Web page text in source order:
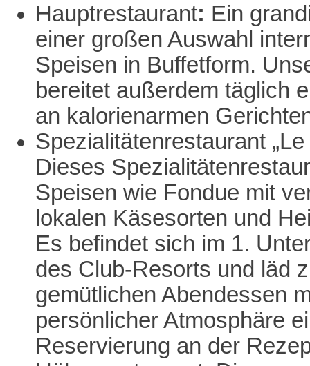
Hauptrestaurant: Ein
einer großen Auswahl
Speisen in Buffetform.
bereitet außerdem täglich
an kalorienarmen
Spezialitätenrestaurant „Le
Dieses
Speisen wie Fondue mit
lokalen Käsesorten und
Es befindet sich im 1.
des Club-Resorts und läd
gemütlichen Abendessen
persönlicher Atmosphäre
Reservierung an der